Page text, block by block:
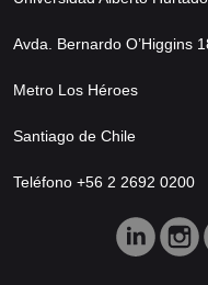
Avda. Bernardo O’Higgins
Metro Los Héroes
Santiago de Chile
Teléfono +56 2 2692 0200